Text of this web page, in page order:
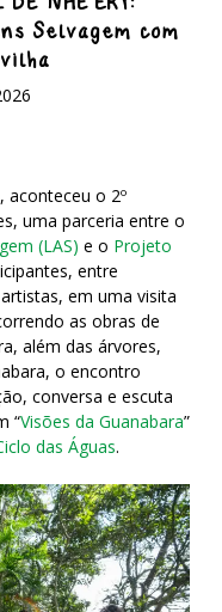
Selvagem com
aconteceu o 2º
uma parceria entre o
(LAS) e o Projeto
entre
em uma visita
as obras de
além das árvores,
o encontro
conversa e escuta
“Visões da Guanabara”
das Águas.